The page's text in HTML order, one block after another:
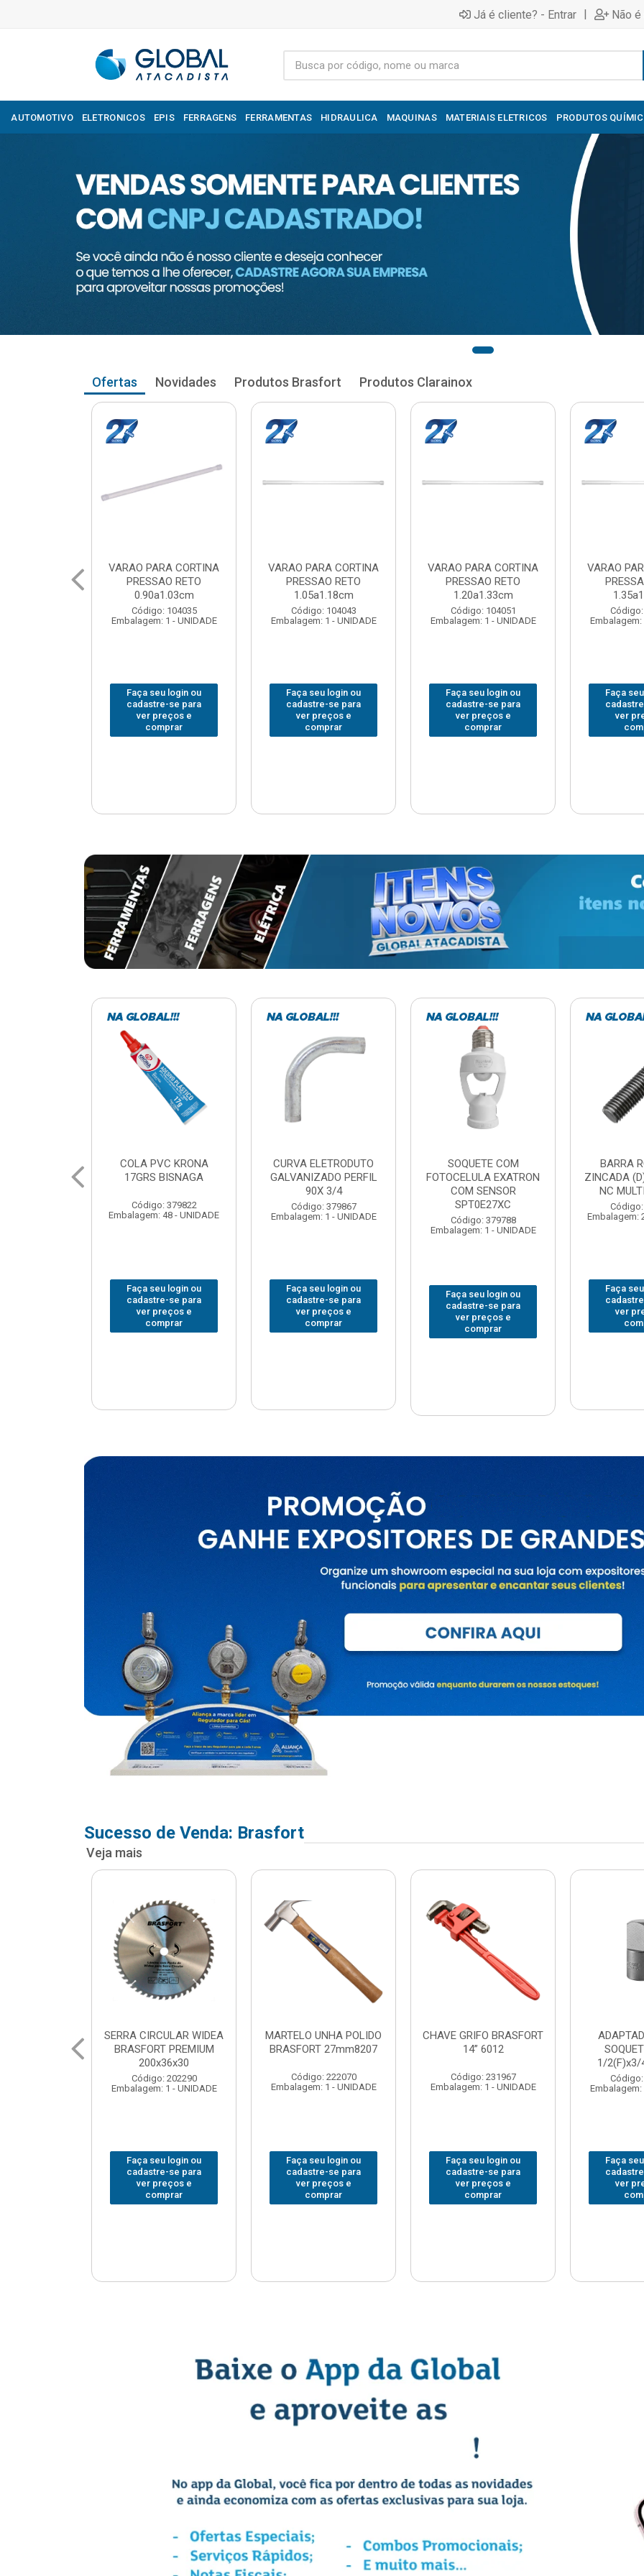
Já é cliente? - Entrar | Não
AUTOMOTIVO ELETRONICOS EPIS FERRAGENS FERRAMENTAS HIDRAULICA MAQUINAS MATERIAIS ELETRICOS PRODUTOS
Ofertas Novidades Produtos Brasfort Produtos Clarainox
VARAO PARA CORTINA
PRESSAO RETO
1.05a1.18cm
Código: 104043
Embalagem: 1 - UNIDADE
Faça seu login ou
cadastre-se para
ver preços e
comprar
VARAO PARA CORTINA
PRESSAO RETO
1.20a1.33cm
Código: 104051
Embalagem: 1 - UNIDADE
Faça seu login ou
cadastre-se para
ver preços e
comprar
VARAO PARA CORTINA
PRESSAO RETO
1.35a1.48cm
Código: 104060
Embalagem: 1 - UNIDADE
Faça seu login ou
cadastre-se para
ver preços e
comprar
VARAO
Embalagem:
Faça
ver
CURVA ELETRODUTO
GALVANIZADO PERFIL
Código: 379867
Embalagem: 1 - UNIDADE
Faça seu login ou
cadastre-se para
ver preços e
comprar
SOQUETE COM
FOTOCELULA EXATRON
COM SENSOR
SPT0E27XC
Código: 379788
Faça seu login ou
cadastre-se para
ver preços e
comprar
BARRA ROSCADA
ZINCADA (D) 5/16”X1MT
NC MULTIBARRAS
Código: 379806
Embalagem: 20 - UNIDADE
Faça seu login ou
cadastre-se para
ver preços e
comprar
JOMARCA
Embalagem:
Faça
ver
Sucesso de Venda: Brasfort
Veja mais
MARTELO UNHA POLIDO
BRASFORT 27mm8207
Código: 222070
Embalagem: 1 - UNIDADE
Faça seu login ou
cadastre-se para
ver preços e
comprar
CHAVE GRIFO BRASFORT
14” 6012
Código: 231967
Embalagem: 1 - UNIDADE
Faça seu login ou
cadastre-se para
ver preços e
comprar
ADAPTADOR PARA
SOQUETE WAFT
Código: 235563
Embalagem: 1 - UNIDADE
Faça seu login ou
cadastre-se para
ver preços e
comprar
Embalagem:
Faça
ver